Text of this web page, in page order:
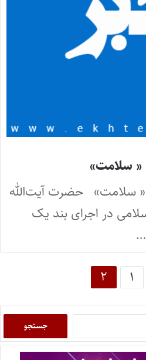
« سلامت»
« سلامت» حضرت آیت‌الله
در اجرای بند یک
۱ ۲